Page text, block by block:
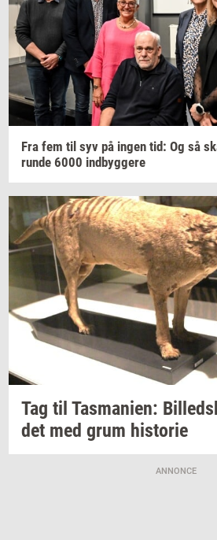
Fra fem til syv på ingen tid: Og så
runde 6000 ind­byg­ge­re
Tag til Tas­ma­ni­en:
det med grum hi­sto­rie
ANNONCE